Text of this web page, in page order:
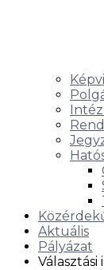
Aktuális
Pályázat